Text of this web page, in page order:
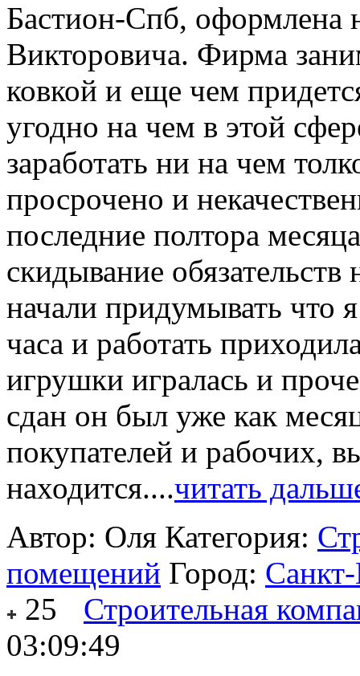
Бастион-Спб, оформлена
Викторовича. Фирма
ковкой и еще чем
угодно на чем в этой
заработать ни на чем
просрочено и
последние полтора
скидывание
начали придумывать что
часа и работать
игрушки игралась и
сдан он был уже как
покупателей и рабочих,
находится....читать
Автор: Оля Категория:
помещений Город:
25
Строительная
03:09:49